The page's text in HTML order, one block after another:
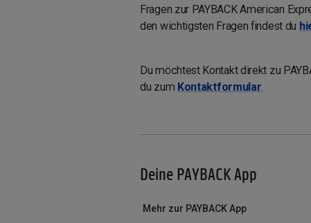
Fragen zur PAYBACK American
den wichtigsten Fragen findest du
Du möchtest Kontakt direkt zu
du zum Kontaktformular.
Deine PAYBACK App
Mehr zur PAYBACK App